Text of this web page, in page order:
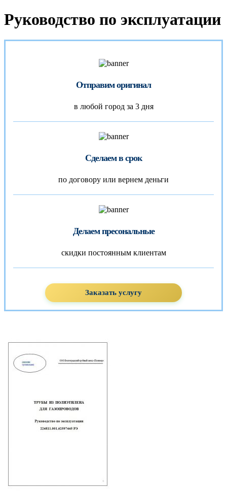
Руководство по эксплуатации
Отправим оригинал
в любой город за 3 дня
Сделаем в срок
по договору или вернем деньги
Делаем пресональные
скидки постоянным клиентам
Заказать услугу